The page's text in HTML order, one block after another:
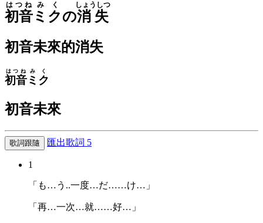
初音
はつね
ミク
みく
の消失
しょうしつ
初音未來的消失
初音
はつね
ミク
みく
初音未來
歌詞跟隨 匯出歌詞 5
1
「も…う..一度…だ……け…」
「再…一次…就……好…」